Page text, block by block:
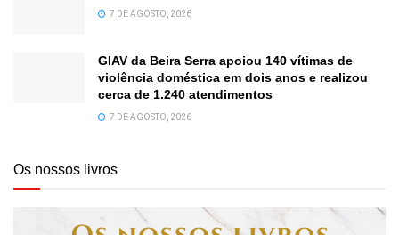
7 DE AGOSTO, 2026
GIAV da Beira Serra apoiou 140 vítimas de
violência doméstica em dois anos e realizou
cerca de 1.240 atendimentos
7 DE AGOSTO, 2026
Os nossos livros